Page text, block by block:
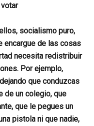
.
socialismo puro,
encargue de las cosas
necesita redistribuir
Por ejemplo,
que conduzcas
de un colegio, que
que le pegues un
pistola ni que nadie,